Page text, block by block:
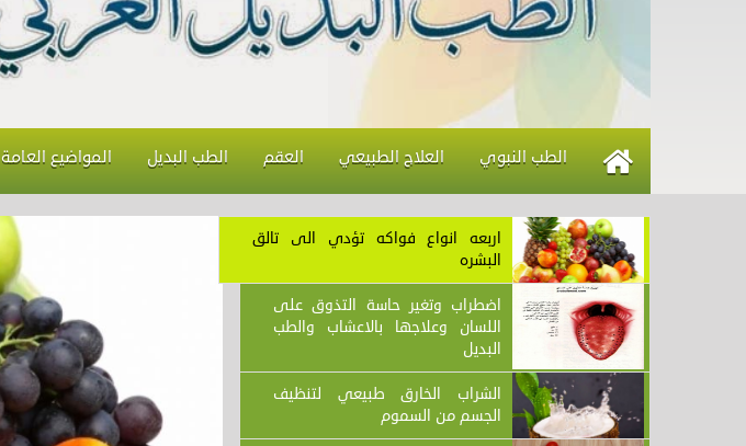
الطب النبوي العلاج الطبيعي العقم الطب البديل المواضيع العامة
اربعه انواع فواكه تؤدي الى تالق
البشره
اضطراب وتغير حاسة التذوق على
اللسان وعلاجها بالاعشاب والطب
البديل
الشراب الخارق طبيعي لتنظيف
الجسم من السموم